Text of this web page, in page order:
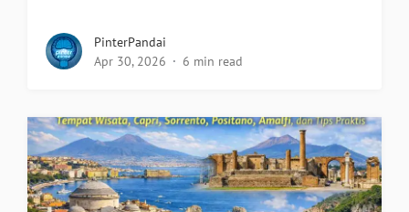
PinterPandai
Apr 30, 2026
6 min read